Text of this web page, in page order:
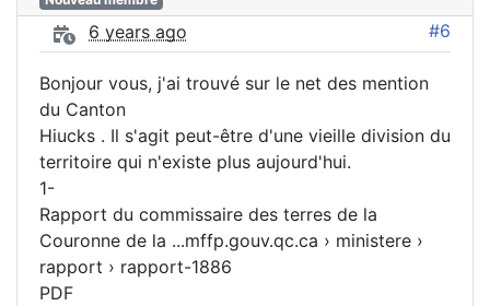
6 years ago #6
Bonjour vous, j'ai trouvé sur le net des mention
du Canton
Hiucks . Il s'agit peut-être d'une vieille division du
territoire qui n'existe plus aujourd'hui.
1-
Rapport du commissaire des terres de la
Couronne de la ...mffp.gouv.qc.ca › ministere ›
rapport › rapport-1886
PDF